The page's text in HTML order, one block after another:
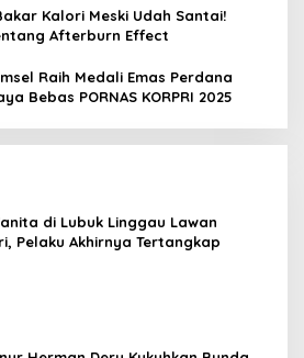
Kalori Meski Udah Santai!
Afterburn Effect
Raih Medali Emas Perdana
Bebas PORNAS KORPRI 2025
di Lubuk Linggau Lawan
Pelaku Akhirnya Tertangkap